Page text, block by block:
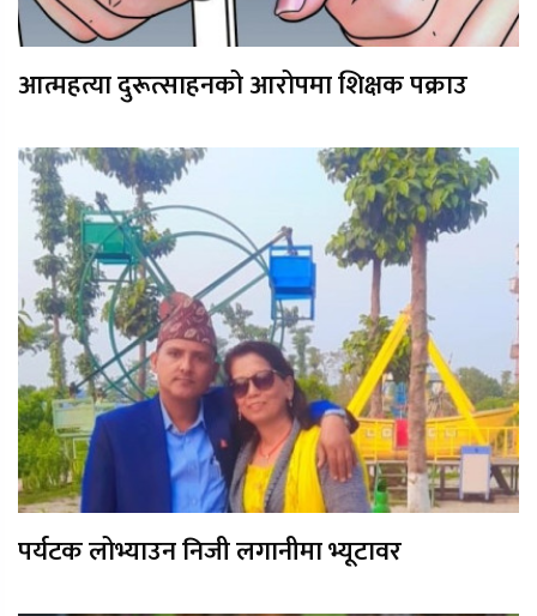
आत्महत्या दुरूत्साहनको आरोपमा शिक्षक पक्राउ
पर्यटक लोभ्याउन निजी लगानीमा भ्यूटावर